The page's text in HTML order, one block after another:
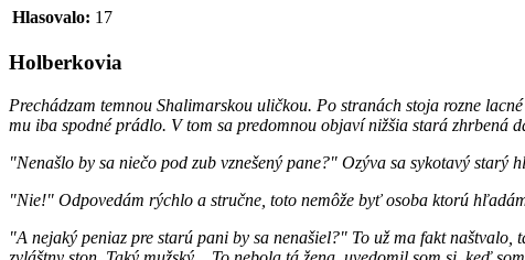
Hlasovalo: 17
Holberkovia
Prechádzam temnou Shalimarskou uličkou. Po stranách stoja rozne
mu iba spodné prádlo. V tom sa predomnou objaví nižšia stará zhrbená
"Nenašlo by sa niečo pod zub vznešený pane?" Ozýva sa sykotavý starý
"Nie!" Odpovedám rýchlo a stručne, toto nemôže byť osoba ktorú
"A nejaký peniaz pre starú pani by sa nenašiel?" To už ma fakt